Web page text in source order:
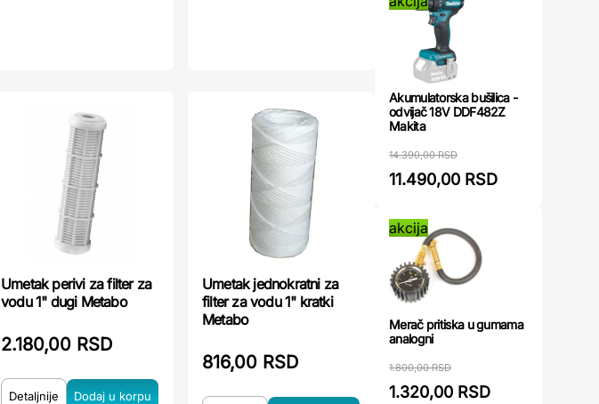
Umetak perivi za filter za
vodu 1" dugi Metabo
2.180,00 RSD
Detaljnije
Umetak jednokratni za
filter za vodu 1" kratki
Metabo
816,00 RSD
Akumulatorska bušilica -
odvijač 18V DDF482Z
Makita
14.390,00 RSD
11.490,00 RSD
akcija
Merač pritiska u gumama
analogni
1.800,00 RSD
1.320,00 RSD